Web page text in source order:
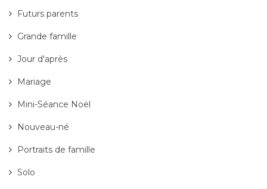
Futurs parents
Grande famille
Jour d'après
Mariage
Mini-Séance Noël
Nouveau-né
Portraits de famille
Solo